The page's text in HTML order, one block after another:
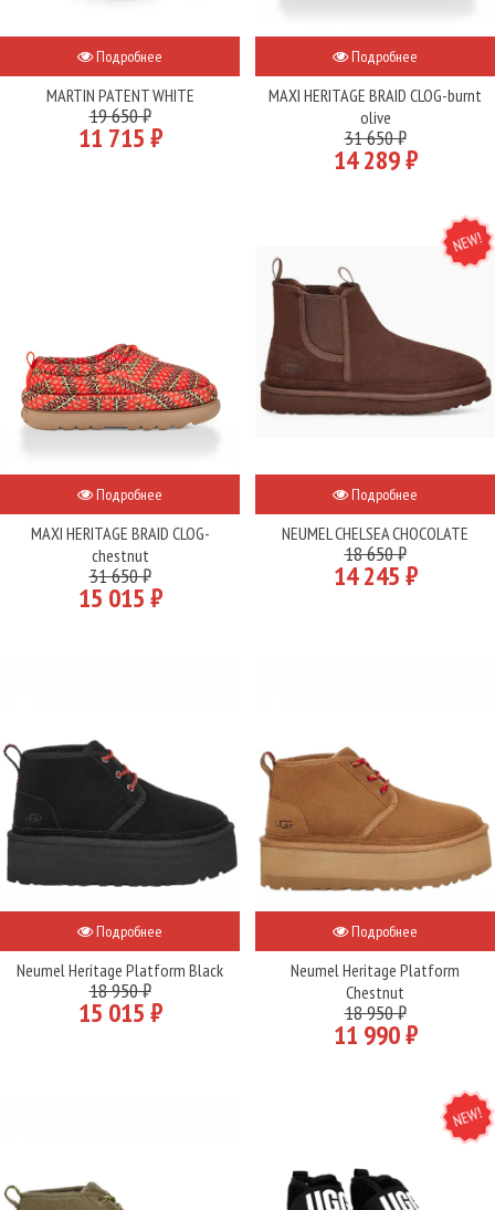
Подробнее
MARTIN PATENT WHITE
19 650 ₽
11 715 ₽
Подробнее
MAXI HERITAGE BRAID CLOG-burnt
olive
31 650 ₽
14 289 ₽
Подробнее
MAXI HERITAGE BRAID CLOG-
chestnut
31 650 ₽
15 015 ₽
NEW
Подробнее
NEUMEL CHELSEA CHOCOLATE
18 650 ₽
14 245 ₽
Подробнее
Neumel Heritage Platform Black
18 950 ₽
15 015 ₽
Подробнее
Neumel Heritage Platform
Chestnut
18 950 ₽
11 990 ₽
NEW